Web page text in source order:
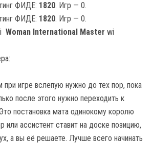
ФИДЕ: 1820. Игр — 0.
ФИДЕ: 1820. Игр — 0.
Woman International Master wi
при игре вслепую нужно до тех пор, пока
после этого нужно переходить к
постановка мата одинокому королю
или ассистент ставит на доске позицию,
а вы её решаете. Лучше всего начинать